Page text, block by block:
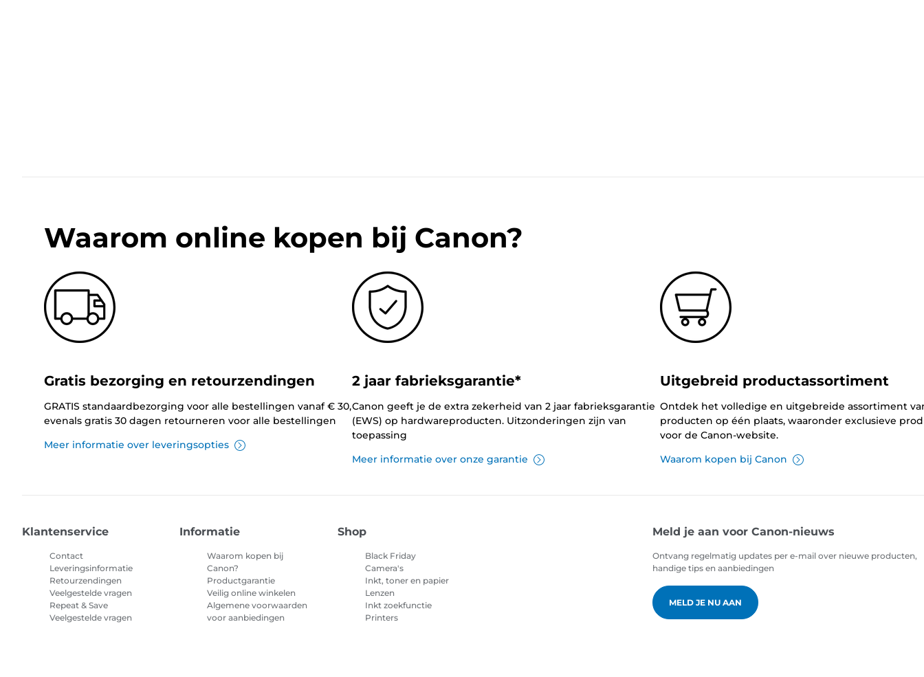
Waarom online kopen bij Canon?
Gratis bezorging en retourzendingen
GRATIS standaardbezorging voor alle bestellingen vanaf € 30,
evenals gratis 30 dagen retourneren voor alle bestellingen
Meer informatie over leveringsopties
2 jaar fabrieksgarantie*
Canon geeft je de extra zekerheid van 2 jaar fabrieksgarantie
(EWS) op hardwareproducten. Uitzonderingen zijn van
toepassing
Meer informatie over onze garantie
Uitgebreid productassortiment
Ontdek het volledige en uitgebreide assortiment
producten op één plaats, waaronder exclusieve
voor de Canon-website.
Waarom kopen bij Canon
Klantenservice
Contact
Leveringsinformatie
Retourzendingen
Veelgestelde vragen
Repeat & Save
Veelgestelde vragen
Informatie
Waarom kopen bij
Canon?
Productgarantie
Veilig online winkelen
Algemene voorwaarden
voor aanbiedingen
Shop
Black Friday
Camera's
Inkt, toner en papier
Lenzen
Inkt zoekfunctie
Printers
Meld je aan voor Canon-nieuws
Ontvang regelmatig updates per e-mail over nieuwe producten,
handige tips en aanbiedingen
MELD JE NU AAN